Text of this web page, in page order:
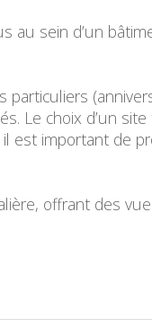
au sein d’un
Le choix d’un
est important de
offrant des